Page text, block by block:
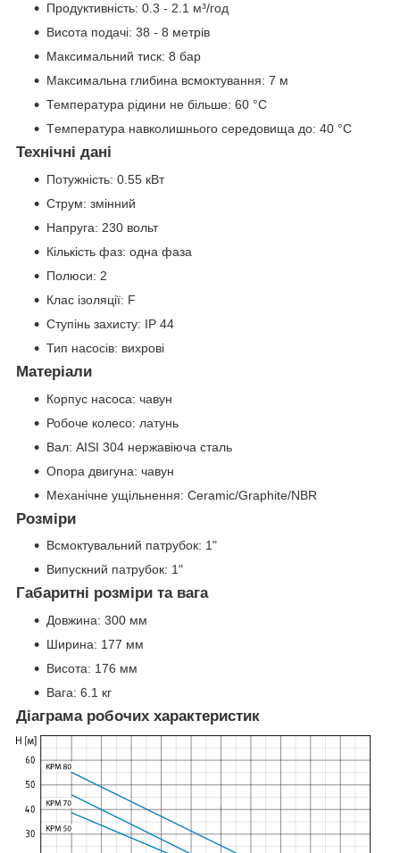
Продуктивність: 0.3 - 2.1 м³/год
Висота подачі: 38 - 8 метрів
Максимальний тиск: 8 бар
Максимальна глибина всмоктування: 7 м
Температура рідини не більше: 60 °С
Тeмпepaтypa навколишнього середовища до: 40 °C
Технічні дані
Потужність: 0.55 кВт
Струм: змінний
Напруга: 230 вольт
Кількість фаз: одна фаза
Полюси: 2
Клас ізоляції: F
Ступінь захисту: IP 44
Тип насосів: вихрові
Матеріали
Корпус насоса: чавун
Робоче колесо: латунь
Вал: AISI 304 нержавіюча сталь
Опора двигуна: чавун
Механічне ущільнення: Ceramic/Graphite/NBR
Розміри
Всмоктувальний патрубок: 1"
Випускний патрубок: 1"
Габаритні розміри та вага
Довжина: 300 мм
Ширина: 177 мм
Висота: 176 мм
Вага: 6.1 кг
Діаграма робочих характеристик